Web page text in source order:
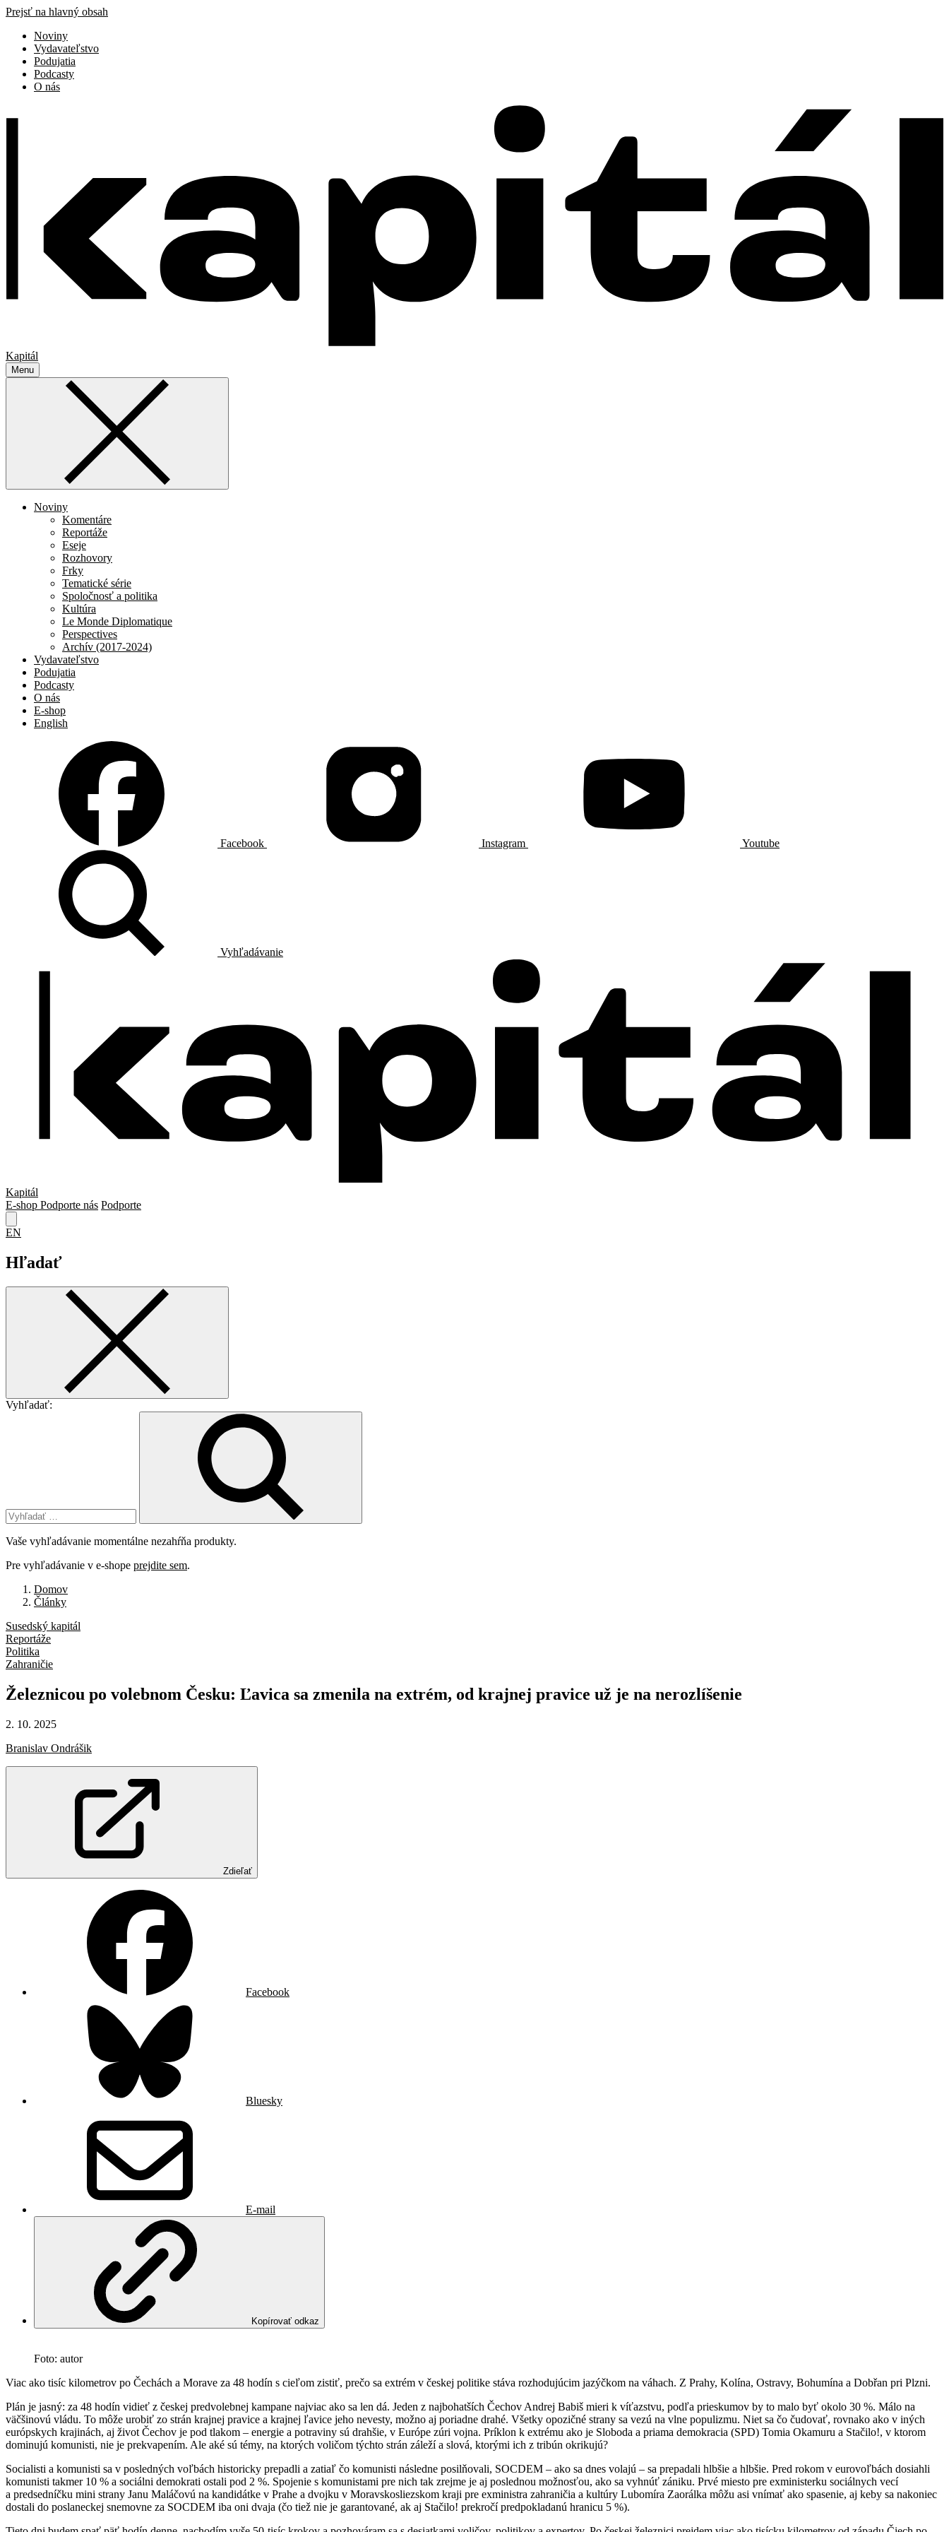
Prejsť na hlavný obsah
Noviny
Vydavateľstvo
Podujatia
Podcasty
O nás
Kapitál
Menu
Noviny
Komentáre
Reportáže
Eseje
Rozhovory
Frky
Tematické série
Spoločnosť a politika
Kultúra
Le Monde Diplomatique
Perspectives
Archív (2017-2024)
Vydavateľstvo
Podujatia
Podcasty
O nás
E-shop
English
Facebook Instagram Youtube
Vyhľadávanie
Kapitál
E-shop Podporte nás Podporte
EN
Hľadať
Vyhľadať:
Vaše vyhľadávanie momentálne nezahŕňa produkty.
Pre vyhľadávanie v e-shope prejdite sem.
Domov
Články
Susedský kapitál
Reportáže
Politika
Zahraničie
Železnicou po volebnom Česku: Ľavica sa zmenila na extrém, od krajnej pravice už je na nerozlíšenie
2. 10. 2025
Branislav Ondrášik
Zdieľať
Facebook
Bluesky
E-mail
Kopírovať odkaz
Foto: autor
Viac ako tisíc kilometrov po Čechách a Morave za 48 hodín s cieľom zistiť, prečo sa extrém v českej politike stáva rozhodujúcim jazýčkom na váhach. Z Prahy, Kolína, Ostravy, Bohumína a Dobřan pri Plzni.
Plán je jasný: za 48 hodín vidieť z českej predvolebnej kampane najviac ako sa len dá. Jeden z najbohatších Čechov Andrej Babiš mieri k víťazstvu, podľa prieskumov by to malo byť okolo 30 %. Málo na
väčšinovú vládu. To môže urobiť zo strán krajnej pravice a krajnej ľavice jeho nevesty, možno aj poriadne drahé. Všetky opozičné strany sa vezú na vlne populizmu. Niet sa čo čudovať, rovnako ako v iných
európskych krajinách, aj život Čechov je pod tlakom – energie a potraviny sú drahšie, v Európe zúri vojna. Príklon k extrému ako je Sloboda a priama demokracia (SPD) Tomia Okamuru a Stačilo!, v ktorom
dominujú komunisti, nie je prekvapením. Ale aké sú témy, na ktorých voličom týchto strán záleží a slová, ktorými ich z tribún okrikujú?
Socialisti a komunisti sa v posledných voľbách historicky prepadli a zatiaľ čo komunisti následne posilňovali, SOCDEM – ako sa dnes volajú – sa prepadali hlbšie a hlbšie. Pred rokom v eurovoľbách dosiahli
komunisti takmer 10 % a sociálni demokrati ostali pod 2 %. Spojenie s komunistami pre nich tak zrejme je aj poslednou možnosťou, ako sa vyhnúť zániku. Prvé miesto pre exministerku sociálnych vecí
a predsedníčku mini strany Janu Maláčovú na kandidátke v Prahe a dvojku v Moravskosliezskom kraji pre exministra zahraničia a kultúry Lubomíra Zaorálka môžu asi vnímať ako spasenie, aj keby sa nakoniec
dostali do poslaneckej snemovne za SOCDEM iba oni dvaja (čo tiež nie je garantované, ak aj Stačilo! prekročí predpokladanú hranicu 5 %).